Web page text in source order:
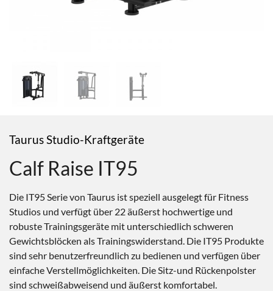
Taurus Studio-Kraftgeräte
Calf Raise IT95
Die IT95 Serie von Taurus ist speziell ausgelegt für Fitness
Studios und verfügt über 22 äußerst hochwertige und
robuste Trainingsgeräte mit unterschiedlich schweren
Gewichtsblöcken als Trainingswiderstand. Die IT95 Produkte
sind sehr benutzerfreundlich zu bedienen und verfügen über
einfache Verstellmöglichkeiten. Die Sitz-und Rückenpolster
sind schweißabweisend und äußerst komfortabel.